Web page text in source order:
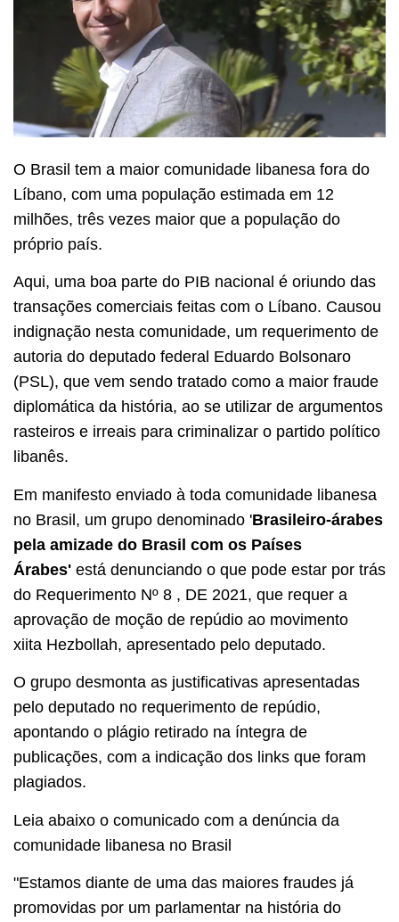
O Brasil tem a maior comunidade libanesa fora do
Líbano, com uma população estimada em 12
milhões, três vezes maior que a população do
próprio país.
Aqui, uma boa parte do PIB nacional é oriundo das
transações comerciais feitas com o Líbano. Causou
indignação nesta comunidade, um requerimento de
autoria do deputado federal Eduardo Bolsonaro
(PSL), que vem sendo tratado como a maior fraude
diplomática da história, ao se utilizar de argumentos
rasteiros e irreais para criminalizar o partido político
libanês.
Em manifesto enviado à toda comunidade libanesa
no Brasil, um grupo denominado 'Brasileiro-árabes
pela amizade do Brasil com os Países
Árabes' está denunciando o que pode estar por trás
do Requerimento Nº 8 , DE 2021, que requer a
aprovação de moção de repúdio ao movimento
xiita Hezbollah, apresentado pelo deputado.
O grupo desmonta as justificativas apresentadas
pelo deputado no requerimento de repúdio,
apontando o plágio retirado na íntegra de
publicações, com a indicação dos links que foram
plagiados.
Leia abaixo o comunicado com a denúncia da
comunidade libanesa no Brasil
"Estamos diante de uma das maiores fraudes já
promovidas por um parlamentar na história do